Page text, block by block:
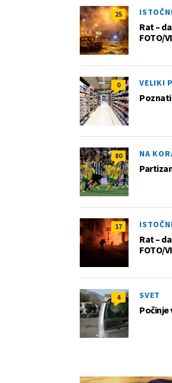
25
Rat –
FOTO/
0 VELIKI
80 NA
17
Rat –
FOTO/
4 SVET
Počinje